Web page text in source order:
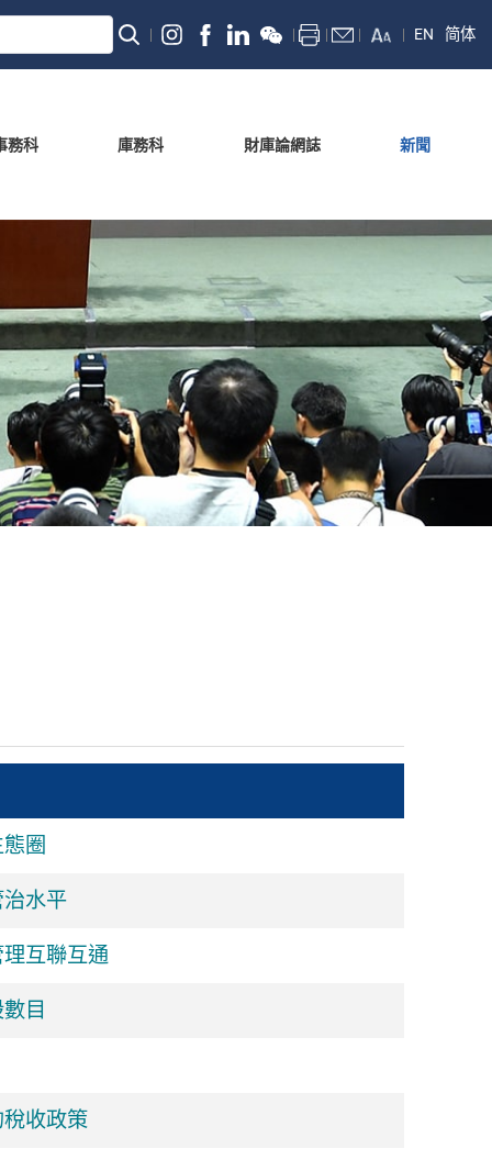
EN 简体
務科 庫務科 財庫論網誌 新聞
圈
水平
互聯互通
目
收政策